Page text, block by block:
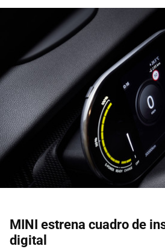
MINI estrena cuadro de
digital